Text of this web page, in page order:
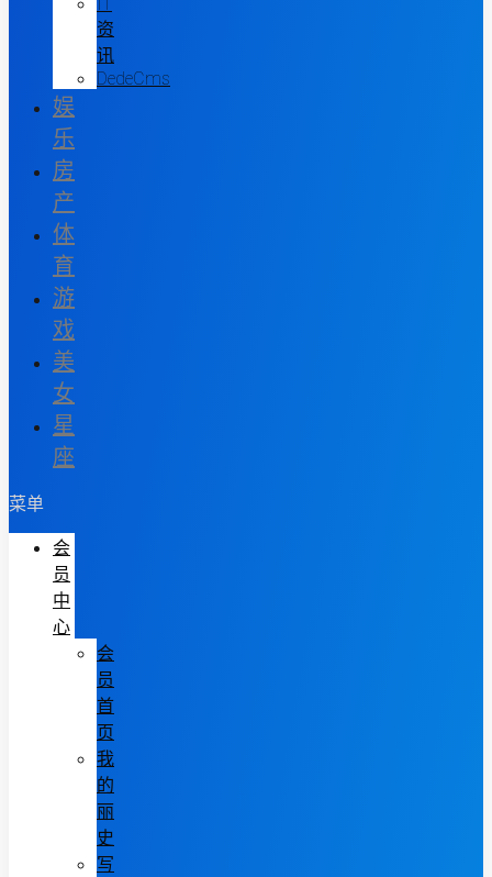
资
讯
DedeCms
娱
乐
房
产
体
育
游
戏
美
女
星
座
菜单
会
员
中
心
会
员
首
页
我
的
丽
史
写